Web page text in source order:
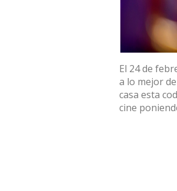
El 24 de
a lo mejor
casa esta
cine